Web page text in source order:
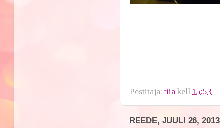
Postitaja:tiia kell 15:53
REEDE, JUULI 26, 2013